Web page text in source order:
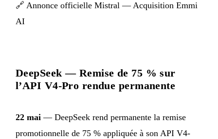
🔗 Annonce officielle Mistral — Acquisition Emmi
AI
DeepSeek — Remise de 75 % sur
l’API V4-Pro rendue permanente
22 mai — DeepSeek rend permanente la remise
promotionnelle de 75 % appliquée à son API V4-